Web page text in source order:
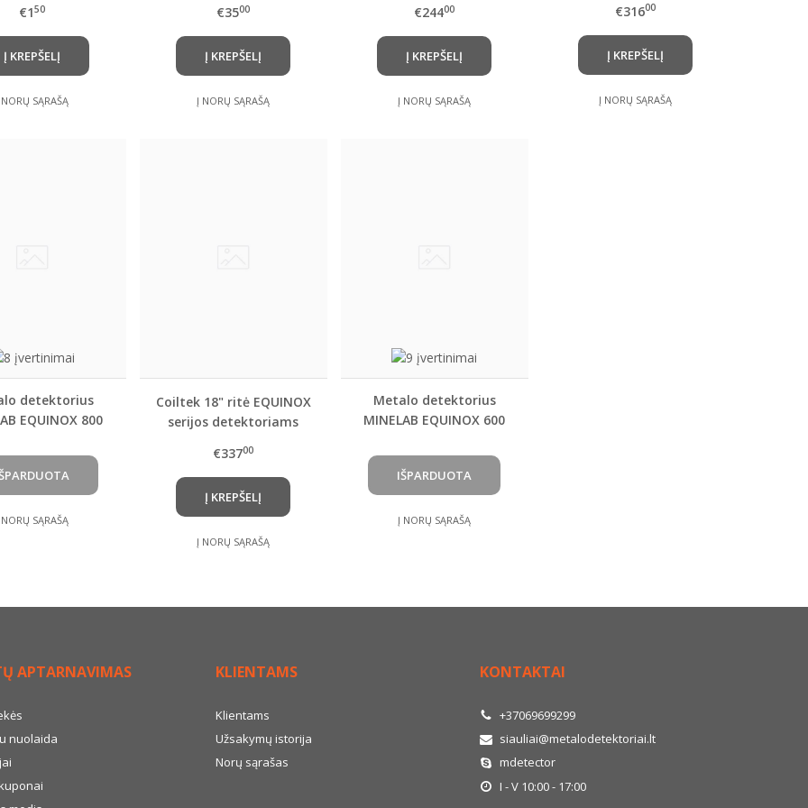
tarpinė
€150
Į KREPŠELĮ
SĄRAŠĄ
€3500
Į KREPŠELĮ
Į NORŲ SĄRAŠĄ
€24400
Į KREPŠELĮ
Į NORŲ SĄRAŠĄ
€31600
Į KREPŠELĮ
Į NORŲ SĄRAŠĄ
detektorius
EQUINOX 800
SĄRAŠĄ
Coiltek 18" ritė EQUINOX
serijos detektoriams
€33700
Į KREPŠELĮ
Į NORŲ SĄRAŠĄ
Metalo detektorius
MINELAB EQUINOX 600
Į NORŲ SĄRAŠĄ
APTARNAVIMAS
nuolaida
KLIENTAMS
Klientams
Užsakymų istorija
Norų sąrašas
KONTAKTAI
+37069699299
siauliai@metalodetektoriai.lt
mdetector
I - V 10:00 - 17:00